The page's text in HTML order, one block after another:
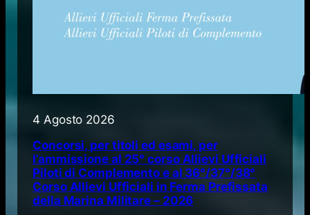
4 Agosto 2026
Concorsi, per titoli ed esami, per
l’ammissione al 25° corso Allievi Ufficiali
Piloti di Complemento e al 36°/37°/38°
Corso Allievi Ufficiali in Ferma Prefissata
della Marina Militare – 2026